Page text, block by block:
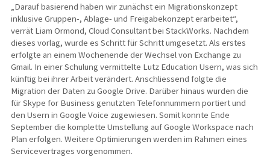
„Darauf basierend haben wir zunächst ein Migrationskonzept
inklusive Gruppen-, Ablage- und Freigabekonzept erarbeitet“,
verrät Liam Ormond, Cloud Consultant bei StackWorks. Nachdem
dieses vorlag, wurde es Schritt für Schritt umgesetzt. Als erstes
erfolgte an einem Wochenende der Wechsel von Exchange zu
Gmail. In einer Schulung vermittelte Lutz Education Usern, was sich
künftig bei ihrer Arbeit verändert. Anschliessend folgte die
Migration der Daten zu Google Drive. Darüber hinaus wurden die
für Skype for Business genutzten Telefonnummern portiert und
den Usern in Google Voice zugewiesen. Somit konnte Ende
September die komplette Umstellung auf Google Workspace nach
Plan erfolgen. Weitere Optimierungen werden im Rahmen eines
Servicevertrages vorgenommen.